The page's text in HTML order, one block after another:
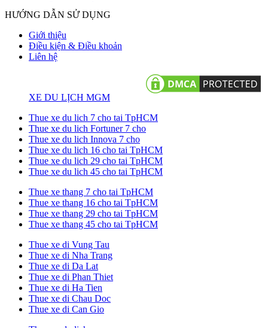
HƯỚNG DẪN SỬ DỤNG
Giới thiệu
Điều kiện & Điều khoản
Liên hệ
XE DU LỊCH MGM
Thue xe du lich 7 cho tai TpHCM
Thue xe du lich Fortuner 7 cho
Thue xe du lich Innova 7 cho
Thue xe du lich 16 cho tai TpHCM
Thue xe du lich 29 cho tai TpHCM
Thue xe du lich 45 cho tai TpHCM
Thue xe thang 7 cho tai TpHCM
Thue xe thang 16 cho tai TpHCM
Thue xe thang 29 cho tai TpHCM
Thue xe thang 45 cho tai TpHCM
Thue xe di Vung Tau
Thue xe di Nha Trang
Thue xe di Da Lat
Thue xe di Phan Thiet
Thue xe di Ha Tien
Thue xe di Chau Doc
Thue xe di Can Gio